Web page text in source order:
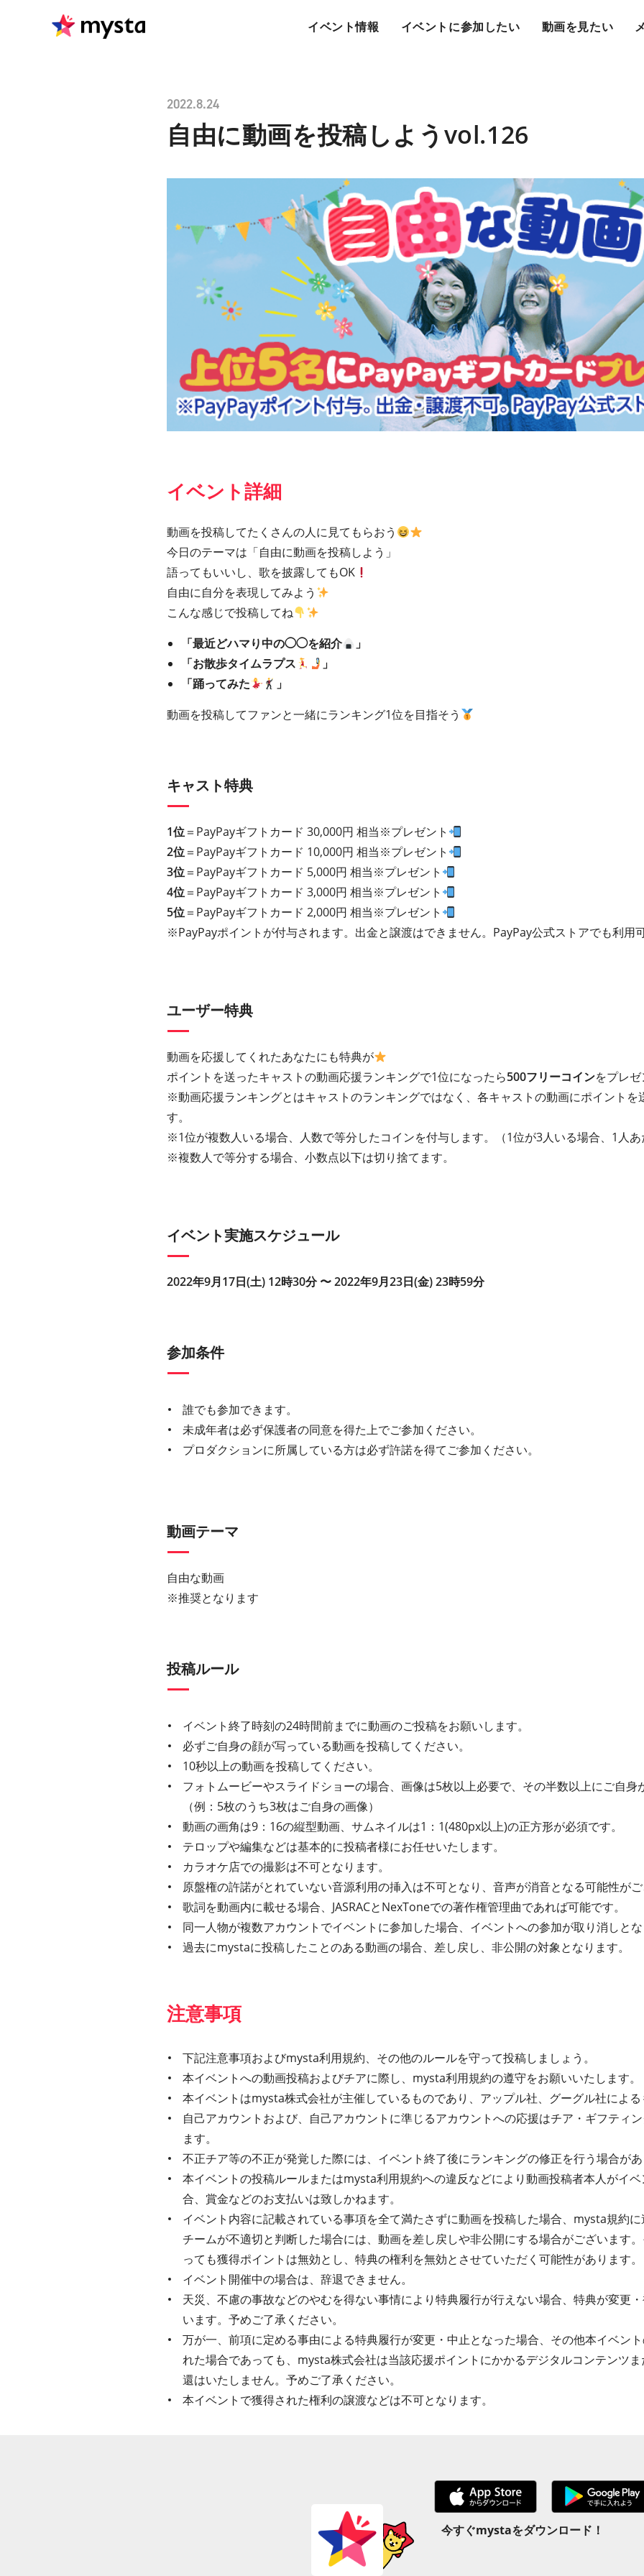
イベント情報 イベントに参加したい 動画を見たい
2022.8.24
自由に動画を投稿しようvol.126
イベント詳細
動画を投稿してたくさんの人に見てもらおう
今日のテーマは「自由に動画を投稿しよう」
語ってもいいし、歌を披露してもOK
自由に自分を表現してみよう
こんな感じで投稿してね
「最近どハマり中の◯◯を紹介
」
「お散歩タイムラプス
」
「踊ってみた
」
動画を投稿してファンと一緒にランキング1位を目指そう
キャスト特典
1位＝PayPayギフトカード 30,000円 相当※プレゼント
2位＝PayPayギフトカード 10,000円 相当※プレゼント
3位＝PayPayギフトカード 5,000円 相当※プレゼント
4位＝PayPayギフトカード 3,000円 相当※プレゼント
5位＝PayPayギフトカード 2,000円 相当※プレゼント
※PayPayポイントが付与されます。出金と譲渡はできません。PayPay公式ストアでも利用可
ユーザー特典
動画を応援してくれたあなたにも特典が
ポイントを送ったキャストの動画応援ランキングで1位になったら500フリーコインをプレ
※動画応援ランキングとはキャストのランキングではなく、各キャストの動画にポイントを
す。
※1位が複数人いる場合、人数で等分したコインを付与します。（1位が3人いる場合、1人あ
※複数人で等分する場合、小数点以下は切り捨てます。
イベント実施スケジュール
2022年9月17日(土) 12時30分 〜 2022年9月23日(金) 23時59分
参加条件
誰でも参加できます。
未成年者は必ず保護者の同意を得た上でご参加ください。
プロダクションに所属している方は必ず許諾を得てご参加ください。
動画テーマ
自由な動画
※推奨となります
投稿ルール
イベント終了時刻の24時間前までに動画のご投稿をお願いします。
必ずご自身の顔が写っている動画を投稿してください。
10秒以上の動画を投稿してください。
フォトムービーやスライドショーの場合、画像は5枚以上必要で、その半数以上にご自身
（例：5枚のうち3枚はご自身の画像）
動画の画角は9：16の縦型動画、サムネイルは1：1(480px以上)の正方形が必須です。
テロップや編集などは基本的に投稿者様にお任せいたします。
カラオケ店での撮影は不可となります。
原盤権の許諾がとれていない音源利用の挿入は不可となり、音声が消音となる可能性がご
歌詞を動画内に載せる場合、JASRACとNexToneでの著作権管理曲であれば可能です。
同一人物が複数アカウントでイベントに参加した場合、イベントへの参加が取り消しとな
過去にmystaに投稿したことのある動画の場合、差し戻し、非公開の対象となります。
注意事項
下記注意事項およびmysta利用規約、その他のルールを守って投稿しましょう。
本イベントへの動画投稿およびチアに際し、mysta利用規約の遵守をお願いいたします。
本イベントはmysta株式会社が主催しているものであり、アップル社、グーグル社による
自己アカウントおよび、自己アカウントに準じるアカウントへの応援はチア・ギフティ
ます。
不正チア等の不正が発覚した際には、イベント終了後にランキングの修正を行う場合があ
本イベントの投稿ルールまたはmysta利用規約への違反などにより動画投稿者本人がイ
合、賞金などのお支払いは致しかねます。
イベント内容に記載されている事項を全て満たさずに動画を投稿した場合、mysta規約
チームが不適切と判断した場合には、動画を差し戻しや非公開にする場合がございます
っても獲得ポイントは無効とし、特典の権利を無効とさせていただく可能性があります。
イベント開催中の場合は、辞退できません。
天災、不慮の事故などのやむを得ない事情により特典履行が行えない場合、特典が変更
います。予めご了承ください。
万が一、前項に定める事由による特典履行が変更・中止となった場合、その他本イベン
れた場合であっても、mysta株式会社は当該応援ポイントにかかるデジタルコンテンツ
還はいたしません。予めご了承ください。
本イベントで獲得された権利の譲渡などは不可となります。
今すぐmystaをダウンロード！